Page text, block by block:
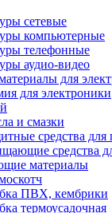
сетевые
компьютерные
телефонные
аудио-видео
для
для электроники
и смазки
средства для
средства
материалы
ПВХ, кембрики
термоусадочная